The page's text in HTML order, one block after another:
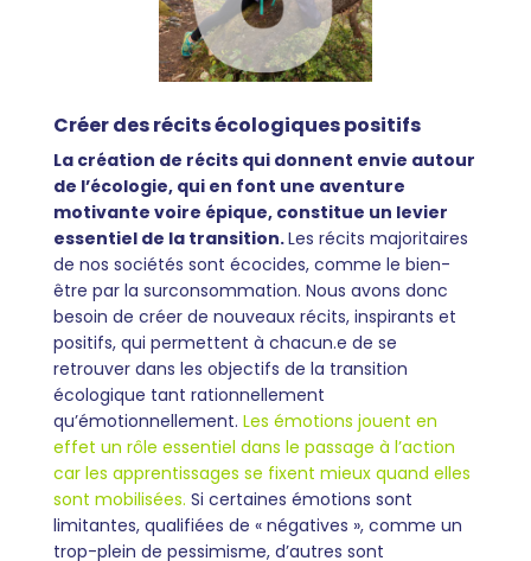
Créer des récits écologiques positifs
La création de récits qui donnent envie autour
de l’écologie, qui en font une aventure
motivante voire épique, constitue un levier
essentiel de la transition.Les récits majoritaires
de nos sociétés sont écocides, comme le bien-
être par la surconsommation. Nous avons donc
besoin de créer de nouveaux récits, inspirants et
positifs, qui permettent à chacun.e de se
retrouver dans les objectifs de la transition
écologique tant rationnellement
qu’émotionnellement. Les émotions jouent en
effet un rôle essentiel dans le passage à l’action
car les apprentissages se fixent mieux quand elles
sont mobilisées. Si certaines émotions sont
limitantes, qualifiées de « négatives », comme un
trop-plein de pessimisme, d’autres sont